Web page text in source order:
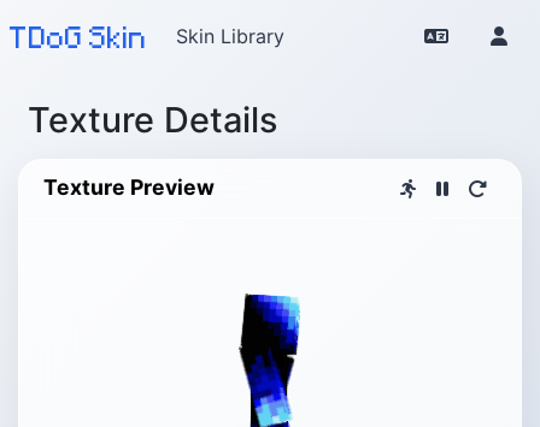
TDoG Skin Skin Library
Texture Details
Texture Preview